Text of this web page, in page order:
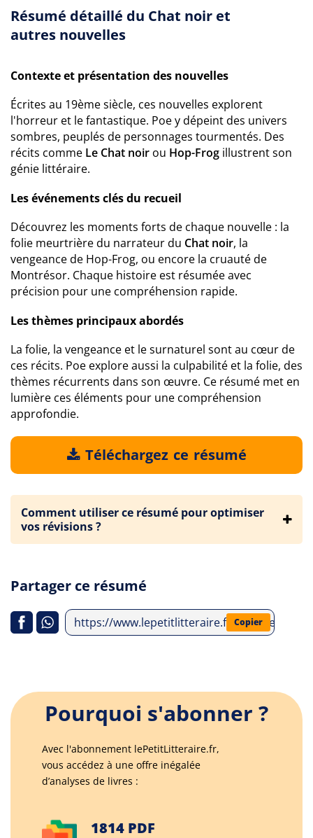
Résumé détaillé du Chat noir et
autres nouvelles
Contexte et présentation des nouvelles
Écrites au 19ème siècle, ces nouvelles explorent
l'horreur et le fantastique. Poe y dépeint des univers
sombres, peuplés de personnages tourmentés. Des
récits comme Le Chat noir ou Hop-Frog illustrent son
génie littéraire.
Les événements clés du recueil
Découvrez les moments forts de chaque nouvelle : la
folie meurtrière du narrateur du Chat noir, la
vengeance de Hop-Frog, ou encore la cruauté de
Montrésor. Chaque histoire est résumée avec
précision pour une compréhension rapide.
Les thèmes principaux abordés
La folie, la vengeance et le surnaturel sont au cœur de
ces récits. Poe explore aussi la culpabilité et la folie, des
thèmes récurrents dans son œuvre. Ce résumé met en
lumière ces éléments pour une compréhension
approfondie.
Téléchargez ce résumé
Comment utiliser ce résumé pour optimiser
vos révisions ?
Partager ce résumé
https://www.lepetitlitteraire.fr/analyses-
Copier
Pourquoi s'abonner ?
Avec l'abonnement lePetitLitteraire.fr,
vous accédez à une offre inégalée
d’analyses de livres :
1814 PDF